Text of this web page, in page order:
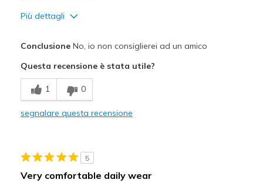
Più dettagli
Durable
Difetti
It's a little heavy
Casual Wear
ConclusioneNo, io non consiglierei ad un amico
Questa recensione è stata utile?
1 0
segnalare questa recensione
5
Very comfortable daily wear